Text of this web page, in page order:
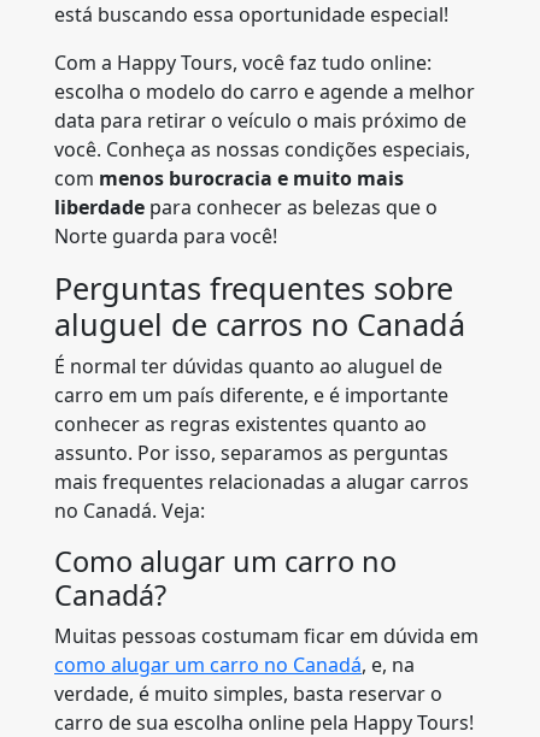
está buscando essa oportunidade especial!
Com a Happy Tours, você faz tudo online:
escolha o modelo do carro e agende a melhor
data para retirar o veículo o mais próximo de
você. Conheça as nossas condições especiais,
com menos burocracia e muito mais
liberdade para conhecer as belezas que o
Norte guarda para você!
Perguntas frequentes sobre
aluguel de carros no Canadá
É normal ter dúvidas quanto ao aluguel de
carro em um país diferente, e é importante
conhecer as regras existentes quanto ao
assunto. Por isso, separamos as perguntas
mais frequentes relacionadas a alugar carros
no Canadá. Veja:
Como alugar um carro no
Canadá?
Muitas pessoas costumam ficar em dúvida em
como alugar um carro no Canadá, e, na
verdade, é muito simples, basta reservar o
carro de sua escolha online pela Happy Tours!